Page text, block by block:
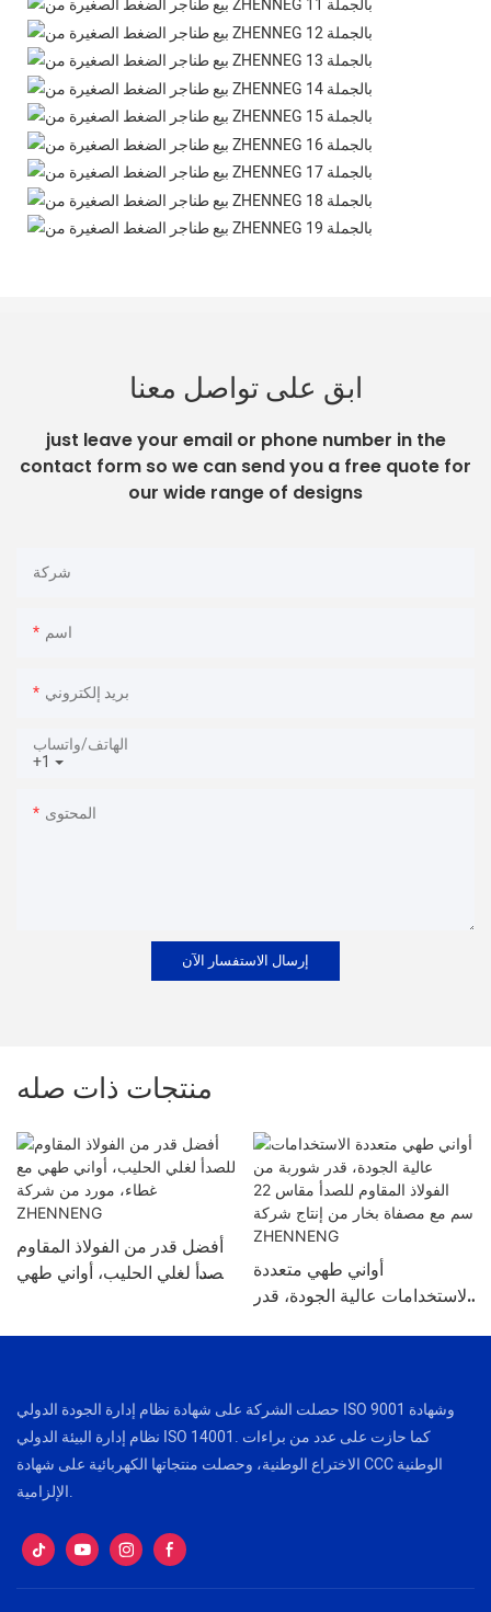
ابق على تواصل معنا
just leave your email or phone number in the
contact form so we can send you a free quote for
our wide range of designs
شركة
اسم
بريد إلكتروني
+1
الهاتف/واتساب
المحتوى
إرسال الاستفسار الآن
منتجات ذات صله
أفضل قدر من الفولاذ المقاوم
للصدأ لغلي الحليب، أواني طهي
أواني طهي متعددة
الاستخدامات عالية الجودة، قدر
ZHENNENG
حصلت الشركة على شهادة نظام إدارة الجودة الدولي ISO 9001 وشهادة
نظام إدارة البيئة الدولي ISO 14001. كما حازت على عدد من براءات
الاختراع الوطنية، وحصلت منتجاتها الكهربائية على شهادة CCC الوطنية
الإلزامية.